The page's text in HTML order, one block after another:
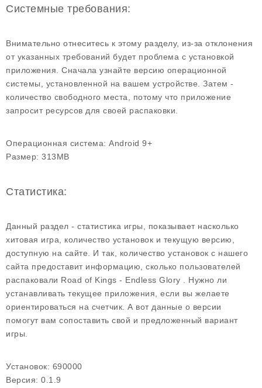
Системные требования:
Внимательно отнеситесь к этому разделу, из-за отклонения
от указанных требований будет проблема с установкой
приложения. Сначала узнайте версию операционной
системы, установленной на вашем устройстве. Затем -
количество свободного места, потому что приложение
запросит ресурсов для своей распаковки.
Операционная система: Android 9+
Размер: 313MB
Статистика:
Данный раздел - статистика игры, показывает насколько
хитовая игра, количество установок и текущую версию,
доступную на сайте. И так, количество установок с нашего
сайта предоставит информацию, сколько пользователей
распаковали Road of Kings - Endless Glory . Нужно ли
устанавливать текущее приложения, если вы желаете
ориентироваться на счетчик. А вот данные о версии
помогут вам сопоставить свой и предложенный вариант
игры.
Установок: 690000
Версия: 0.1.9